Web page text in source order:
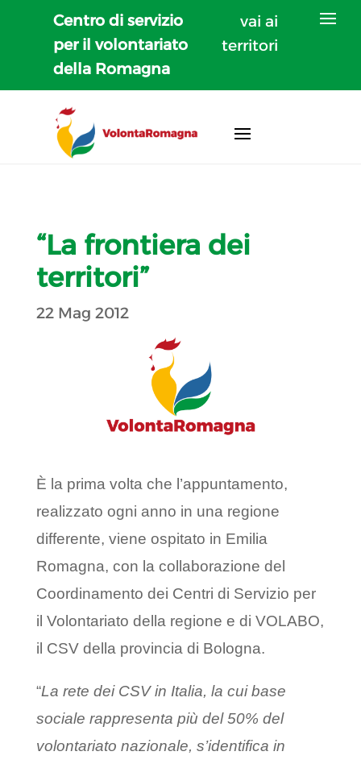
Centro di servizio
per il volontariato
della Romagna
vai ai
territori
“La frontiera dei
territori”
22 Mag 2012
È la prima volta che l’appuntamento,
realizzato ogni anno in una regione
differente, viene ospitato in Emilia
Romagna, con la collaborazione del
Coordinamento dei Centri di Servizio per
il Volontariato della regione e di VOLABO,
il CSV della provincia di Bologna.
“La rete dei CSV in Italia, la cui base
sociale rappresenta più del 50% del
volontariato nazionale, s’identifica in